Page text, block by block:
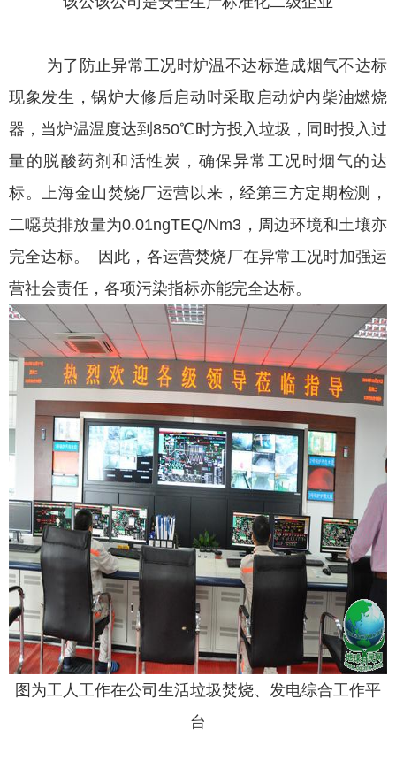
为了防止异常工况时炉温不达标造成烟气不达标
现象发生，锅炉大修后启动时采取启动炉内柴油燃烧
器，当炉温温度达到850℃时方投入垃圾，同时投入过
量的脱酸药剂和活性炭，确保异常工况时烟气的达
标。上海金山焚烧厂运营以来，经第三方定期检测，
二噁英排放量为0.01ngTEQ/Nm3，周边环境和土壤亦
完全达标。 因此，各运营焚烧厂在异常工况时加强运
营社会责任，各项污染指标亦能完全达标。
图为工人工作在公司生活垃圾焚烧、发电综合工作平
台